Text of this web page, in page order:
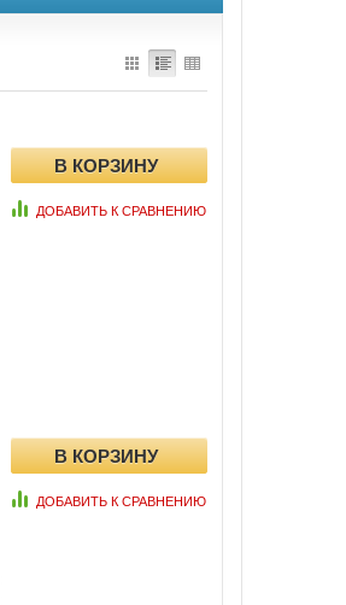
ДОБАВИТЬ К СРАВНЕНИЮ
ДОБАВИТЬ К СРАВНЕНИЮ